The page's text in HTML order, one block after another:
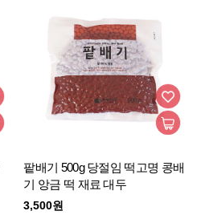
팥배기 500g 당절임 떡고명 콩배
기 앙금 떡 재료 대두
3,500원